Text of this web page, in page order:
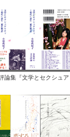
論集『文学とセクシュア